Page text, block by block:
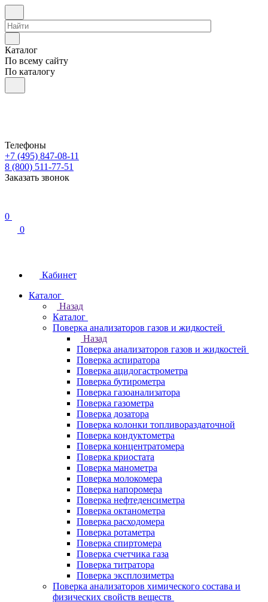
Каталог
По всему сайту
По каталогу
Телефоны
+7 (495) 847-08-11
8 (800) 511-77-51
Заказать звонок
0
0
Кабинет
Каталог
Назад
Каталог
Поверка анализаторов газов и жидкостей
Назад
Поверка анализаторов газов и жидкостей
Поверка аспиратора
Поверка ацидогастрометра
Поверка бутирометра
Поверка газоанализатора
Поверка газометра
Поверка дозатора
Поверка колонки топливораздаточной
Поверка кондуктометра
Поверка концентратомера
Поверка криостата
Поверка манометра
Поверка молокомера
Поверка напоромера
Поверка нефтеденсиметра
Поверка октанометра
Поверка расходомера
Поверка ротаметра
Поверка спиртомера
Поверка счетчика газа
Поверка титратора
Поверка эксплозиметра
Поверка анализаторов химического состава и
физических свойств веществ